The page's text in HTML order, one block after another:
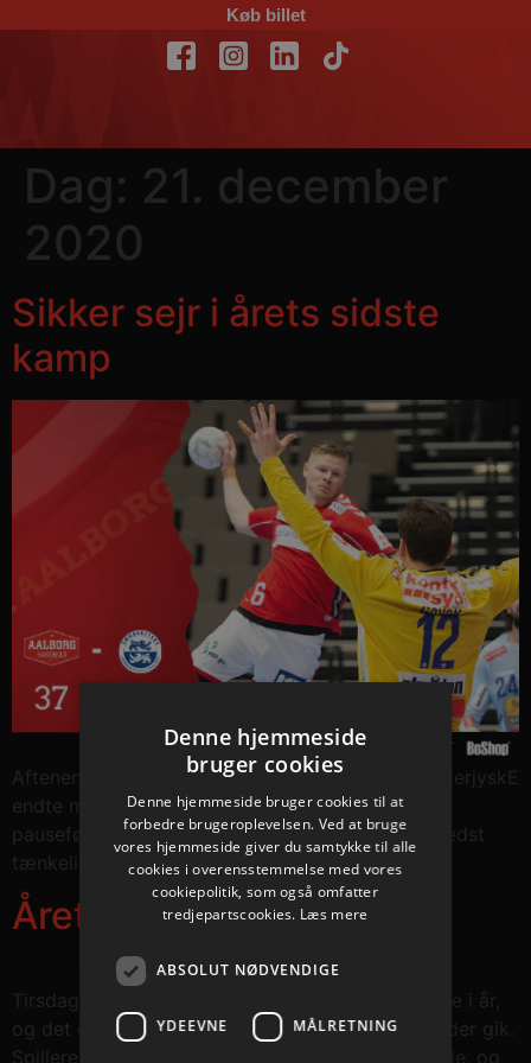
Køb billet
Dag: 21. december
2020
Sikker sejr i årets sidste
kamp
Aftenens kamp i Jutlander Bank Arena mod SønderjyskE
endte med en komfortabel sejr på 37-31 efter
pauseføring på 19-16, og vi fik dermed sat det bedst
tænkelige punktum i årets sidste kamp.
Året der gik
Tirsdagens kamp mod SønderjyskE var den sidste i år,
og det er derfor passende at se tilbage på året, der gik.
Spillere og administrationen er nu gået på juleferie, og
Denne hjemmeside
bruger cookies
Denne hjemmeside bruger cookies til at
forbedre brugeroplevelsen. Ved at bruge
vores hjemmeside giver du samtykke til alle
cookies i overensstemmelse med vores
cookiepolitik, som også omfatter
tredjepartscookies. Læs mere
ABSOLUT NØDVENDIGE
YDEEVNE MÅLRETNING